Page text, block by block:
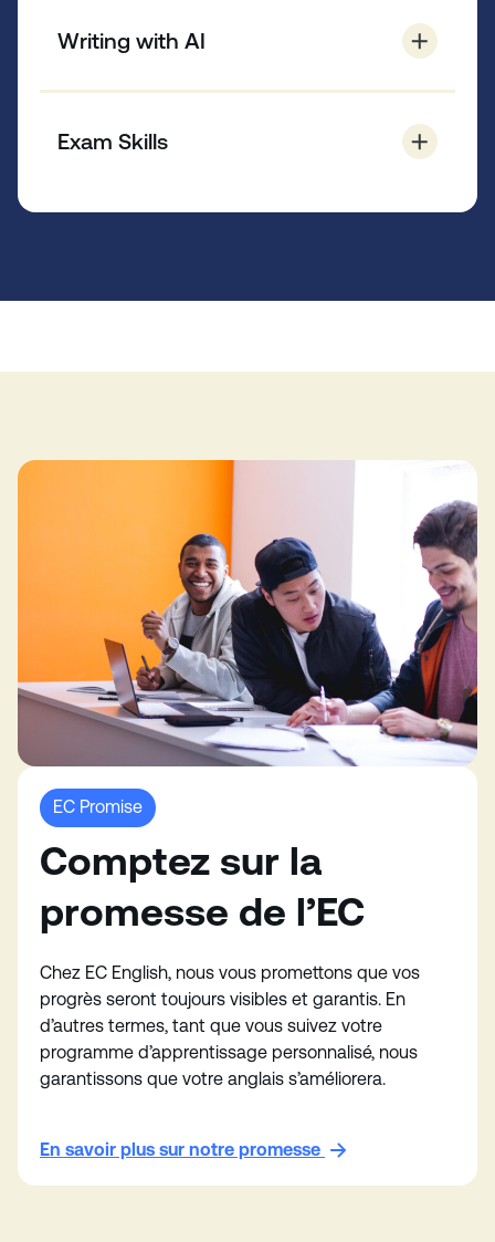
orale et améliorez votre fluidité grâce à
l’apprentissage par la conversation.
Writing with AI
ChatGPT pour rédiger des communications
professionnelles claires et originales, tout en
Exam Skills
EC Promise
Comptez sur la
promesse de l’EC
Chez EC English, nous vous promettons que vos
progrès seront toujours visibles et garantis. En
d’autres termes, tant que vous suivez votre
programme d’apprentissage personnalisé, nous
garantissons que votre anglais s’améliorera.
En savoir plus sur notre promesse